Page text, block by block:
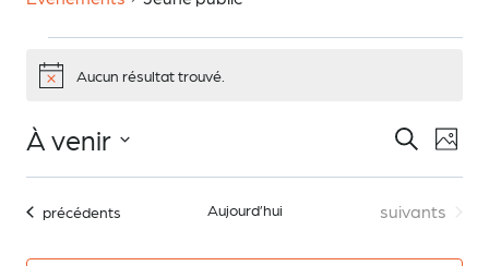
Évènements
NoticeAucun résultat trouvé.
Recherche
Photo
À venir
Sélectionnez
la
List
Évènements
précédents Aujourd’hui Évènements
suivants